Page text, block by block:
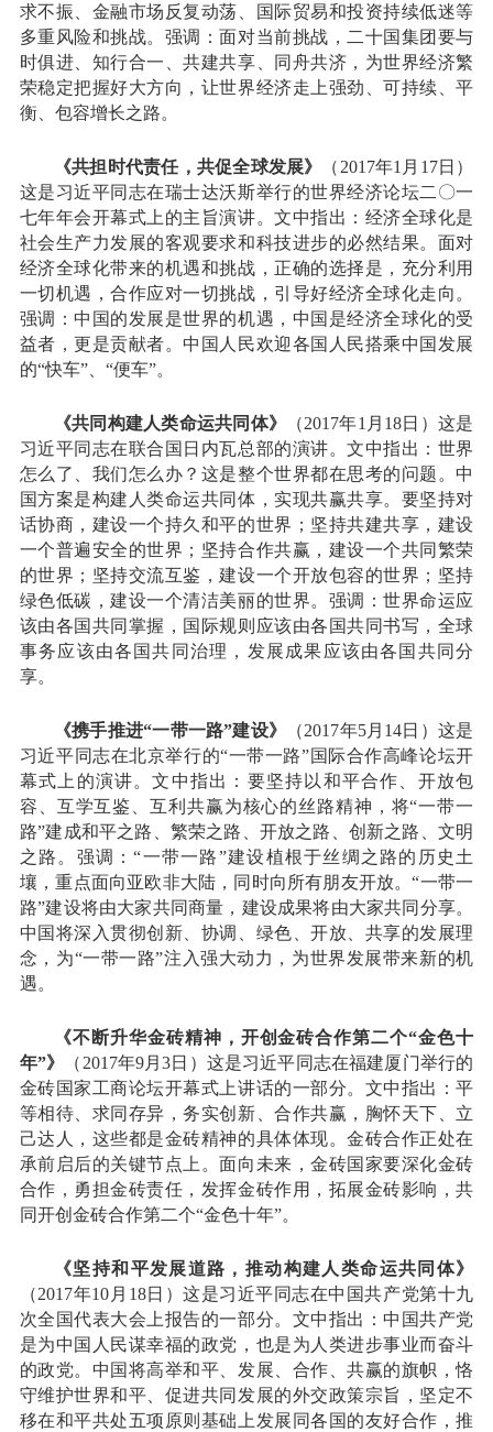
求不振、金融市场反复动荡、国际贸易和投资持续低迷等
多重风险和挑战。强调：面对当前挑战，二十国集团要与
时俱进、知行合一、共建共享、同舟共济，为世界经济繁
荣稳定把握好大方向，让世界经济走上强劲、可持续、平
衡、包容增长之路。
《共担时代责任，共促全球发展》
（2017年1月17日）
这是习近平同志在瑞士达沃斯举行的世界经济论坛二〇一
七年年会开幕式上的主旨演讲。文中指出：经济全球化是
社会生产力发展的客观要求和科技进步的必然结果。面对
经济全球化带来的机遇和挑战，正确的选择是，充分利用
一切机遇，合作应对一切挑战，引导好经济全球化走向。
强调：中国的发展是世界的机遇，中国是经济全球化的受
益者，更是贡献者。中国人民欢迎各国人民搭乘中国发展
的“快车”、“便车”。
《共同构建人类命运共同体》
（2017年1月18日）这是
习近平同志在联合国日内瓦总部的演讲。文中指出：世界
怎么了、我们怎么办？这是整个世界都在思考的问题。中
国方案是构建人类命运共同体，实现共赢共享。要坚持对
话协商，建设一个持久和平的世界；坚持共建共享，建设
一个普遍安全的世界；坚持合作共赢，建设一个共同繁荣
的世界；坚持交流互鉴，建设一个开放包容的世界；坚持
绿色低碳，建设一个清洁美丽的世界。强调：世界命运应
该由各国共同掌握，国际规则应该由各国共同书写，全球
事务应该由各国共同治理，发展成果应该由各国共同分
享。
《携手推进“一带一路”建设》
（2017年5月14日）这是
习近平同志在北京举行的“一带一路”国际合作高峰论坛开
幕式上的演讲。文中指出：要坚持以和平合作、开放包
容、互学互鉴、互利共赢为核心的丝路精神，将“一带一
路”建成和平之路、繁荣之路、开放之路、创新之路、文明
之路。强调：“一带一路”建设植根于丝绸之路的历史土
壤，重点面向亚欧非大陆，同时向所有朋友开放。“一带一
路”建设将由大家共同商量，建设成果将由大家共同分享。
中国将深入贯彻创新、协调、绿色、开放、共享的发展理
念，为“一带一路”注入强大动力，为世界发展带来新的机
遇。
《不断升华金砖精神，开创金砖合作第二个“金色十
年”》
（2017年9月3日）这是习近平同志在福建厦门举行的
金砖国家工商论坛开幕式上讲话的一部分。文中指出：平
等相待、求同存异，务实创新、合作共赢，胸怀天下、立
己达人，这些都是金砖精神的具体体现。金砖合作正处在
承前启后的关键节点上。面向未来，金砖国家要深化金砖
合作，勇担金砖责任，发挥金砖作用，拓展金砖影响，共
同开创金砖合作第二个“金色十年”。
《坚持和平发展道路，推动构建人类命运共同体》
（2017年10月18日）这是习近平同志在中国共产党第十九
次全国代表大会上报告的一部分。文中指出：中国共产党
是为中国人民谋幸福的政党，也是为人类进步事业而奋斗
的政党。中国将高举和平、发展、合作、共赢的旗帜，恪
守维护世界和平、促进共同发展的外交政策宗旨，坚定不
移在和平共处五项原则基础上发展同各国的友好合作，推